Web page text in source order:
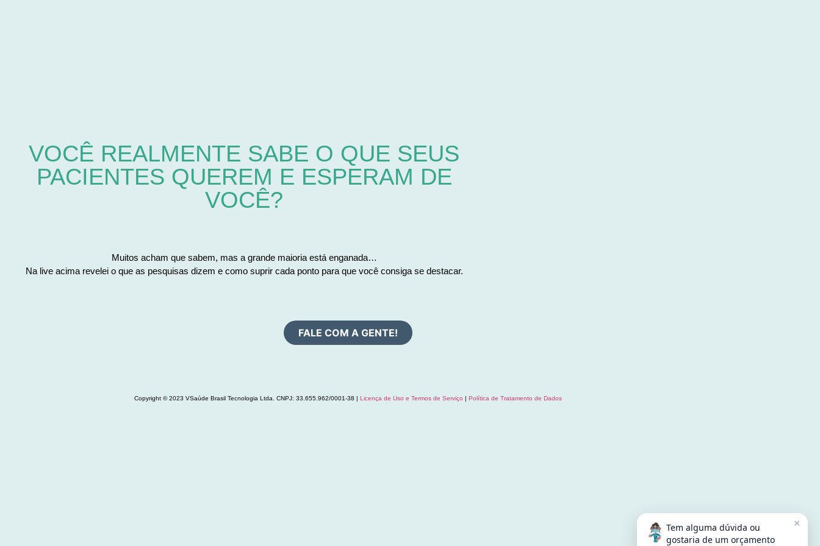
VOCÊ REALMENTE SABE O QUE SEUS
PACIENTES QUEREM E ESPERAM DE
VOCÊ?
Muitos acham que sabem, mas a grande maioria está enganada…
Na live acima revelei o que as pesquisas dizem e como suprir cada ponto para que você consiga se destacar.
FALE COM A GENTE!
Copyright © 2023 VSaúde Brasil Tecnologia Ltda. CNPJ: 33.655.962/0001-38 | Licença de Uso e Termos de Serviço | Política de Tratamento de Dados
Tem alguma dúvida ou
gostaria de um orçamento
×